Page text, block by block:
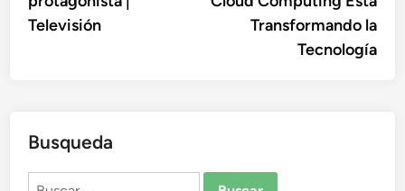
Televisión
Transformando la
Tecnología
Busqueda
Buscar: